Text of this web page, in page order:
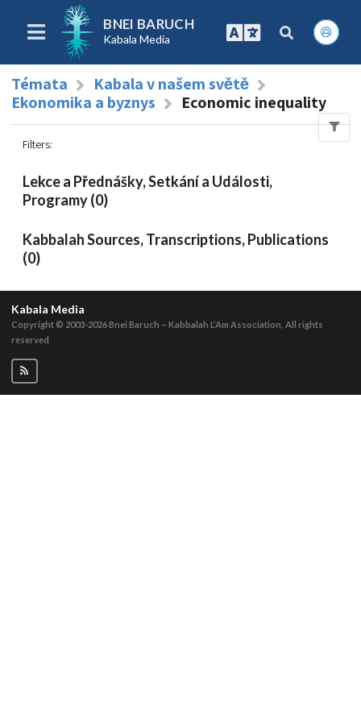
BNEI BARUCH
Kabala Media
Témata
Kabala v našem světě
Ekonomika a byznys
Economic inequality
Filters:
Lekce a Přednášky, Setkání a Události,
Programy (0)
Kabbalah Sources, Transcriptions, Publications
(0)
Kabala Media
Copyright © 2003-2026Bnei Baruch – Kabbalah L’Am Association, All rights
reserved